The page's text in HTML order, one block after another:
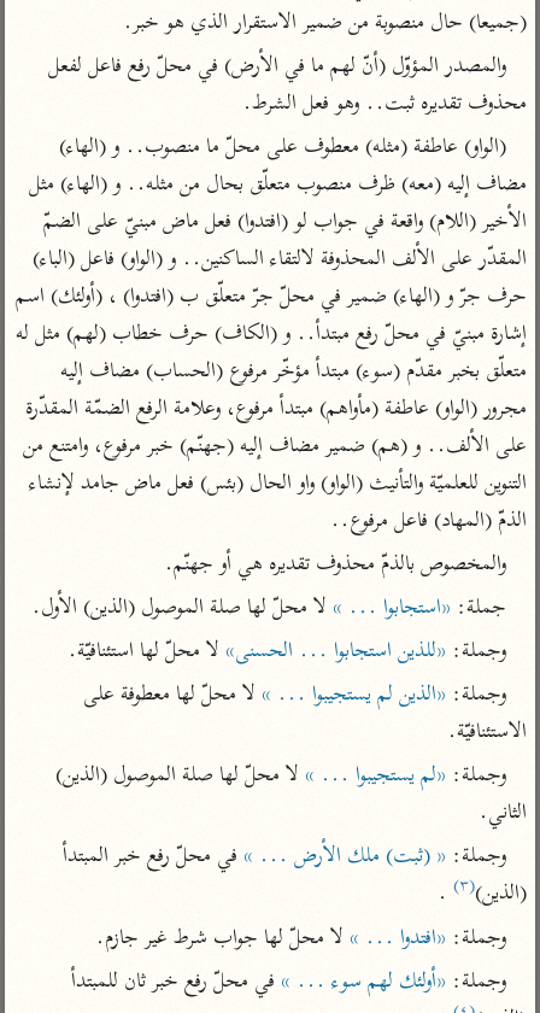
تفسير الماوردي
منتقاة
تفسير ابن القيم
تفسير ابن تيمية
عامّة
تفسير السمعاني
تفسير مكّي
محاسن التأويل
للقاسمي
تفسير الثعالبي
تفسير السمرقندي
تفسير الثعلبي
أخرى
أضواء البيان
نظم الدرر للبقاعي
لغة وبلاغة
التحرير والتنوير
المحرر الوجيز لابن
عطية
البحر المحيط لأبي
حيان
البسيط للواحدي
تفسير أبي السعود
الكشاف للزمخشري
مركَّزة العبارة
تفسير الجلالين
جامع البيان للإيجي
تفسير البيضاوي
تفسير النسفي
الوجيز للواحدي
تفسير ابن أبي زمنين
آثار
موسوعة التفسير
المأثور
الدر المنثور
تفسير قتادة
اشترك لتصلك أخبار مشاريعنا
تعليمات •عن الباحث القرآني
(جميعا) حال منصوبة من ضمير الاستقرار الذي هو خبر.
محذوف تقديره ثبت.. وهو فعل الشرط.
الذمّ (المهاد) فاعل مرفوع..
والمخصوص بالذمّ محذوف تقديره هي أو جهنّم.
جملة: «استجابوا ... » لا محلّ لها صلة الموصول (الذين) الأول.
وجملة: «للذين استجابوا ... الحسنى» لا محلّ لها استئنافيّة.
وجملة: «الذين لم يستجيبوا ... »
الاستئنافيّة.
وجملة: «لم يستجيبوا ... »
الثاني.
وجملة: « (ثبت) ملك الأرض ... »
(الذين)(٣)
.
وجملة: «افتدوا ... » لا محلّ لها جواب شرط غير جازم.
وجملة: «أولئك لهم سوء ... »